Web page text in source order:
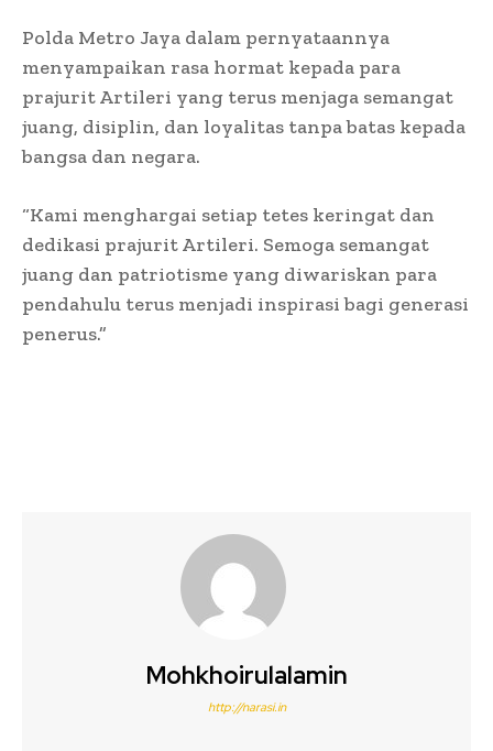
Polda Metro Jaya dalam pernyataannya
menyampaikan rasa hormat kepada para
prajurit Artileri yang terus menjaga semangat
juang, disiplin, dan loyalitas tanpa batas kepada
bangsa dan negara.
“Kami menghargai setiap tetes keringat dan
dedikasi prajurit Artileri. Semoga semangat
juang dan patriotisme yang diwariskan para
pendahulu terus menjadi inspirasi bagi generasi
penerus.”
Mohkhoirulalamin
http://narasi.in